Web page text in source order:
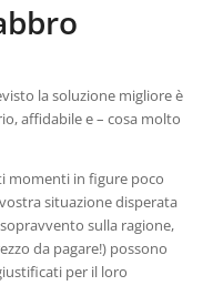
la soluzione migliore è
affidabile e – cosa molto
momenti in figure poco
situazione disperata
sulla ragione,
da pagare!) possono
per il loro